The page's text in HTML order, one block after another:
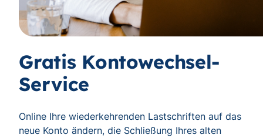
Gratis Kontowechsel-
Service
Online Ihre wiederkehrenden Lastschriften auf das
neue Konto ändern, die Schließung Ihres alten